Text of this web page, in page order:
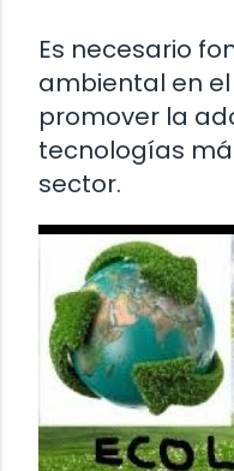
Es necesario
ambiental en
promover la
tecnologías
sector.